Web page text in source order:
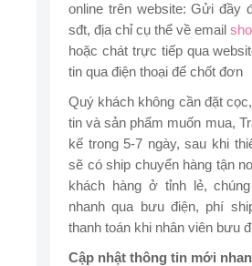
online trên website: Gửi đầy
sđt, địa chỉ cụ thể về email
hoặc chát trực tiếp qua
tin qua điện thoại để chốt đơn
Quý khách không cần đặt
tin và sản phẩm muốn mua,
kế trong 5-7 ngày, sau khi
sẽ có ship chuyển hàng tận
khách hàng ở tỉnh lẻ,
nhanh qua bưu điện, phí
thanh toán khi nhân viên bưu
Cập nhật thông tin mới